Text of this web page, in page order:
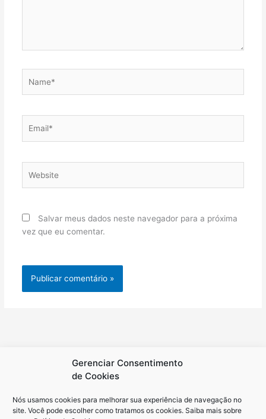
Gerenciar Consentimento
de Cookies
Nós usamos cookies para melhorar sua experiência de navegação no
site. Você pode escolher como tratamos os cookies. Saiba mais sobre
Salvar meus dados neste navegador para a próxima
vez que eu comentar.